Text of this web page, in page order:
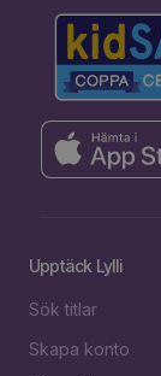
Upptäck Lylli
Sök titlar
Skapa konto